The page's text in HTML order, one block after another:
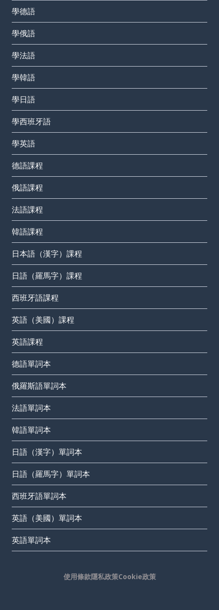
學德語
學俄語
學法語
學韓語
學日語
學西班牙語
學英語
德語課程
俄語課程
法語課程
韓語課程
日本語（漢字）課程
日語（羅馬字）課程
西班牙語課程
英語（美國）課程
英語課程
德語單詞本
俄羅斯語單詞本
法語單詞本
韓語單詞本
日語（漢字）單詞本
日語（羅馬字）單詞本
西班牙語單詞本
英語（美國）單詞本
英語單詞本
使用條款隱私政策Cookie政策